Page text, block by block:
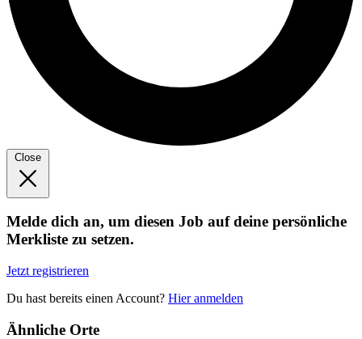
Close
Melde dich an, um diesen Job auf deine persönliche
Merkliste zu setzen.
Jetzt registrieren
Du hast bereits einen Account? Hier anmelden
Ähnliche Orte